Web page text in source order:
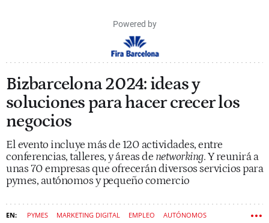
Powered by
Bizbarcelona 2024: ideas y
soluciones para hacer crecer los
negocios
El evento incluye más de 120 actividades, entre
conferencias, talleres, y áreas de networking. Y reunirá a
unas 70 empresas que ofrecerán diversos servicios para
pymes, autónomos y pequeño comercio
PYMES MARKETING DIGITAL EMPLEO AUTÓNOMOS